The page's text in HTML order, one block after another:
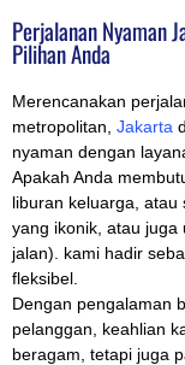
Perjalanan Nyaman
Pilihan Anda
Merencanakan
metropolitan, Jakarta
nyaman dengan
Apakah Anda
liburan keluarga, atau
yang ikonik, atau juga
jalan). kami hadir
fleksibel.
Dengan pengalaman
pelanggan, keahlian
beragam, tetapi juga